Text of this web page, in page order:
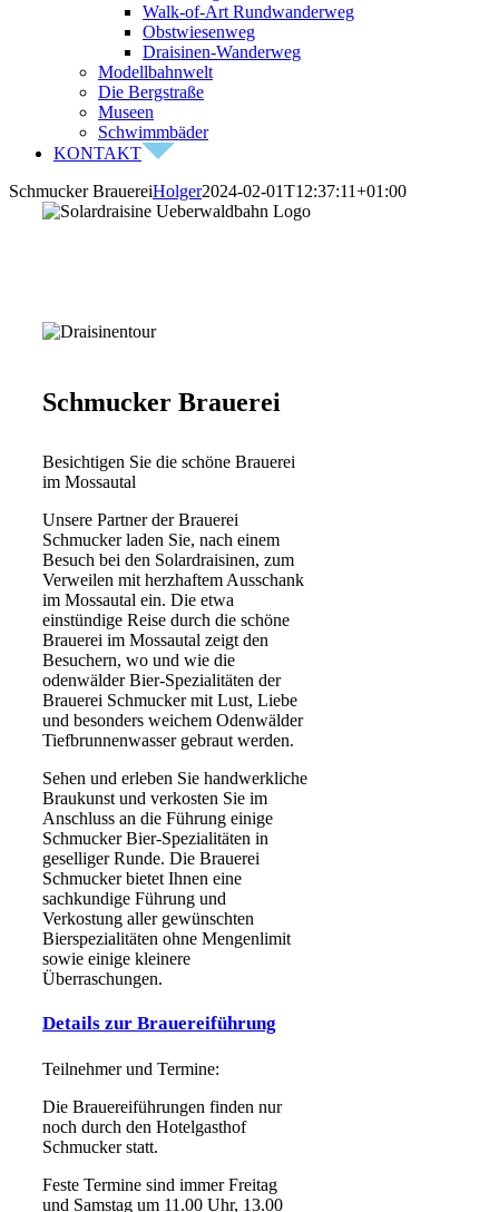
Walk-of-Art Rundwanderweg
Obstwiesenweg
Draisinen-Wanderweg
Modellbahnwelt
Die Bergstraße
Museen
Schwimmbäder
KONTAKT
Schmucker BrauereiHolger2024-02-01T12:37:11+01:00
Schmucker Brauerei
Besichtigen Sie die schöne Brauerei
im Mossautal
Unsere Partner der Brauerei
Schmucker laden Sie, nach einem
Besuch bei den Solardraisinen, zum
Verweilen mit herzhaftem Ausschank
im Mossautal ein. Die etwa
einstündige Reise durch die schöne
Brauerei im Mossautal zeigt den
Besuchern, wo und wie die
odenwälder Bier-Spezialitäten der
Brauerei Schmucker mit Lust, Liebe
und besonders weichem Odenwälder
Tiefbrunnenwasser gebraut werden.
Sehen und erleben Sie handwerkliche
Braukunst und verkosten Sie im
Anschluss an die Führung einige
Schmucker Bier-Spezialitäten in
geselliger Runde. Die Brauerei
Schmucker bietet Ihnen eine
sachkundige Führung und
Verkostung aller gewünschten
Bierspezialitäten ohne Mengenlimit
sowie einige kleinere
Überraschungen.
Details zur Brauereiführung
Teilnehmer und Termine:
Die Brauereiführungen finden nur
noch durch den Hotelgasthof
Schmucker statt.
Feste Termine sind immer Freitag
und Samstag um 11.00 Uhr, 13.00